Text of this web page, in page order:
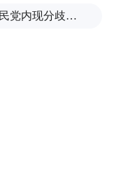
自民党内现分歧，不少对华友好议员疏远高市内阁